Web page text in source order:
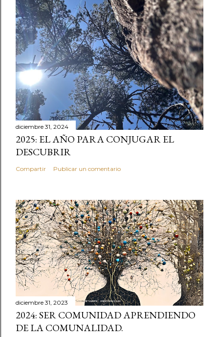
diciembre 31, 2024
2025: EL AÑO PARA CONJUGAR EL
DESCUBRIR
Compartir Publicar un comentario
diciembre 31, 2023
2024: SER COMUNIDAD APRENDIENDO
DE LA COMUNALIDAD.